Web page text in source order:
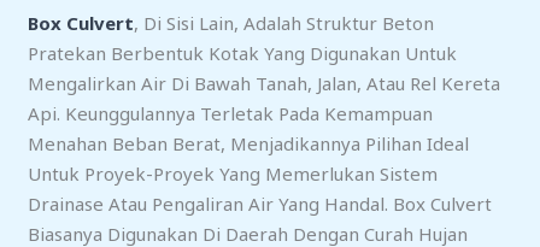
Box Culvert, Di Sisi Lain, Adalah Struktur Beton
Pratekan Berbentuk Kotak Yang Digunakan Untuk
Mengalirkan Air Di Bawah Tanah, Jalan, Atau Rel Kereta
Api. Keunggulannya Terletak Pada Kemampuan
Menahan Beban Berat, Menjadikannya Pilihan Ideal
Untuk Proyek-Proyek Yang Memerlukan Sistem
Drainase Atau Pengaliran Air Yang Handal. Box Culvert
Biasanya Digunakan Di Daerah Dengan Curah Hujan